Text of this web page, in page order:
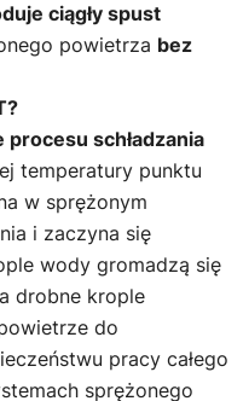
ciągły spust
powietrza bez
procesu schładzania
temperatury punktu
w sprężonym
i zaczyna się
wody gromadzą się
drobne krople
do
pracy całego
sprężonego